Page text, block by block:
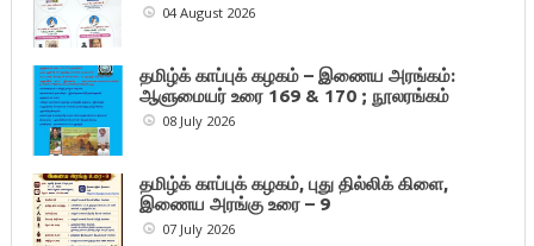
04 August 2026
தமிழ்க் காப்புக் கழகம் – இணைய அரங்கம்:
ஆளுமையர் உரை 169 & 170 ; நூலரங்கம்
08 July 2026
தமிழ்க் காப்புக் கழகம், புது தில்லிக் கிளை,
இணைய அரங்கு உரை – 9
07 July 2026